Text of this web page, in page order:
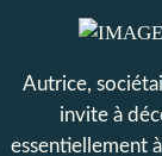
Autrice,
invite à
essentiellement